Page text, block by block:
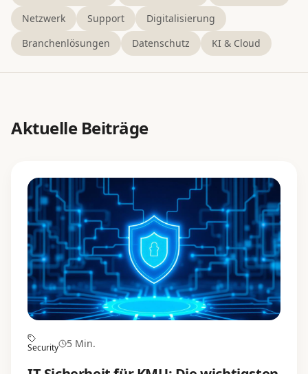
Alle Leistungen
BCSO
Support
+49 (0) 2824 133918 0
Kostenloses Erstgespräch
Netzwerk
Support
Digitalisierung
Branchenlösungen
Datenschutz KI & Cloud
Aktuelle Beiträge
Security 5 Min.